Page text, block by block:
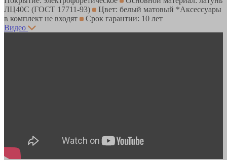
ЛЦ40C (ГОСТ 17711-93)
Цвет: белый матовый *Аксессуары
в комплект не входят
Срок гарантии: 10 лет
Видео